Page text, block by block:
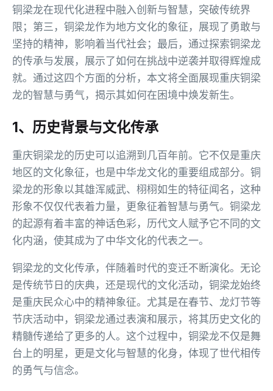
铜梁龙在现代化进程中融入创新与智慧，突破传统界
限；第三，铜梁龙作为地方文化的象征，展现了勇敢与
坚持的精神，影响着当代社会；最后，通过探索铜梁龙
的传承与发展，展示了如何在挑战中逆袭并取得辉煌成
就。通过这四个方面的分析，本文将全面展现重庆铜梁
龙的智慧与勇气，揭示其如何在困境中焕发新生。
1、历史背景与文化传承
重庆铜梁龙的历史可以追溯到几百年前。它不仅是重庆
地区的文化象征，也是中华龙文化的重要组成部分。铜
梁龙的形象以其雄浑威武、栩栩如生的特征闻名，这种
形象不仅仅代表着力量，更象征着智慧与勇气。铜梁龙
的起源有着丰富的神话色彩，历代文人赋予它不同的文
化内涵，使其成为了中华文化的代表之一。
铜梁龙的文化传承，伴随着时代的变迁不断演化。无论
是传统节日的庆典，还是现代的文化活动，铜梁龙始终
是重庆民众心中的精神象征。尤其是在春节、龙灯节等
节庆活动中，铜梁龙通过表演和展示，将其历史文化的
精髓传递给了更多的人。这个过程中，铜梁龙不仅是舞
台上的明星，更是文化与智慧的化身，体现了世代相传
的勇气与信念。